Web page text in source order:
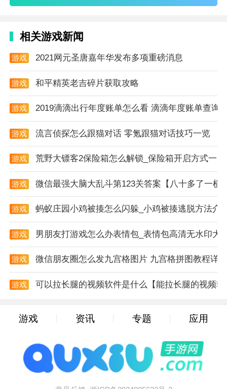
4. 社交与互动：游戏中有丰富的社交系统，玩家可以与
1. 合理利用地形：在战斗中，玩家可以利用地形进行掩
护或发动突袭，提高战斗效率。
射击，避免浪费弹药。
3. 适时使用技能：玩家需要根据战斗情况适时使用技
4. 注意资源管理：在游戏中，玩家需要注意管理自己的
资源，如食物、弹药等，以确保在关键时刻有足够的储
备。
游戏策略
1. 制定计划：在探索前，玩家需要制定详细的计划，明
确探索目标和路线，以提高探索效率。
2. 团队协作：在多人模式下，玩家需要与队友保持良好
的沟通，共同制定战斗策略，确保任务顺利完成。
3. 优先解决boss：boss是游戏中的难点，玩家需要优
4. 收集隐藏要素：游戏中存在各种隐藏要素，如隐藏任
务、隐藏道具等，玩家需要仔细探索，收集这些要素以
相关游戏新闻
游戏
2021网元圣唐嘉年华发布多项重磅消息
游戏
和平精英老吉碎片获取攻略
游戏
2019滴滴出行年度账单怎么看 滴滴年度账单查询
游戏
流言侦探怎么跟猫对话 零氪跟猫对话技巧一览
游戏
荒野大镖客2保险箱怎么解锁_保险箱开启方式一览
游戏
微信最强大脑大乱斗第123关答案【八十多了一横
游戏
蚂蚁庄园小鸡被揍怎么闪躲_小鸡被揍逃脱方法介
游戏
男朋友打游戏怎么办表情包_表情包高清无水印大
游戏
微信朋友圈怎么发九宫格图片 九宫格拼图教程详解
游戏
可以拉长腿的视频软件是什么【能拉长腿的视频
游戏 资讯 专题 应用